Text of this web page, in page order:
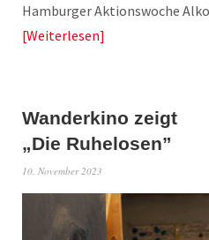
Hamburger Aktionswoche
Weiterlesen
Wanderkino zeigt
„Die Ruhelosen”
10. November 2023